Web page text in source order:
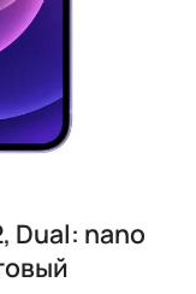
Dual: nano